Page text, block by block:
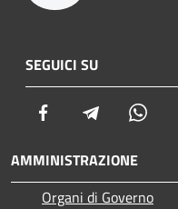
SEGUICI SU
Facebook Telegram
AMMINISTRAZIONE
Organi di Governo